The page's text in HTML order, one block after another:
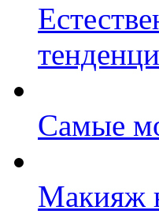
Самые
Макияж